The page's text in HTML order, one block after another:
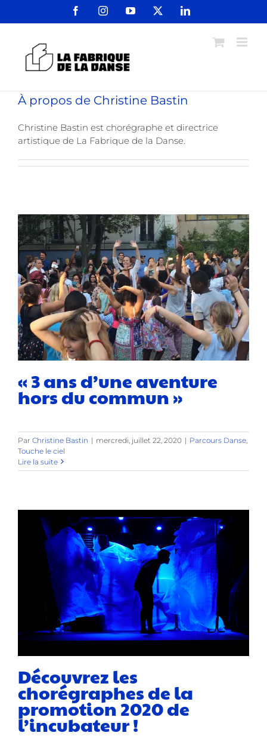
FacebookInstagramYouTube LinkedIn
À propos de Christine Bastin
Christine Bastin est chorégraphe et directrice
artistique de La Fabrique de la Danse.
« 3 ans d’une aventure
hors du commun »
Par Christine Bastin | mercredi, juillet 22, 2020 | Parcours Danse
Touche le ciel
Lire la suite
Découvrez les
chorégraphes de la
promotion 2020 de
l’incubateur !